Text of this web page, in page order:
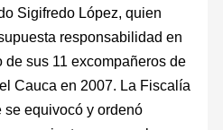
Sigifredo López, quien
responsabilidad en
sus 11 excompañeros de
Cauca en 2007. La Fiscalía
se equivocó y ordenó